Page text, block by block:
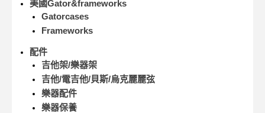
美國Gator&frameworks
Gatorcases
Frameworks
配件
吉他架/樂器架
吉他/電吉他/貝斯/烏克麗麗弦
樂器配件
樂器保養